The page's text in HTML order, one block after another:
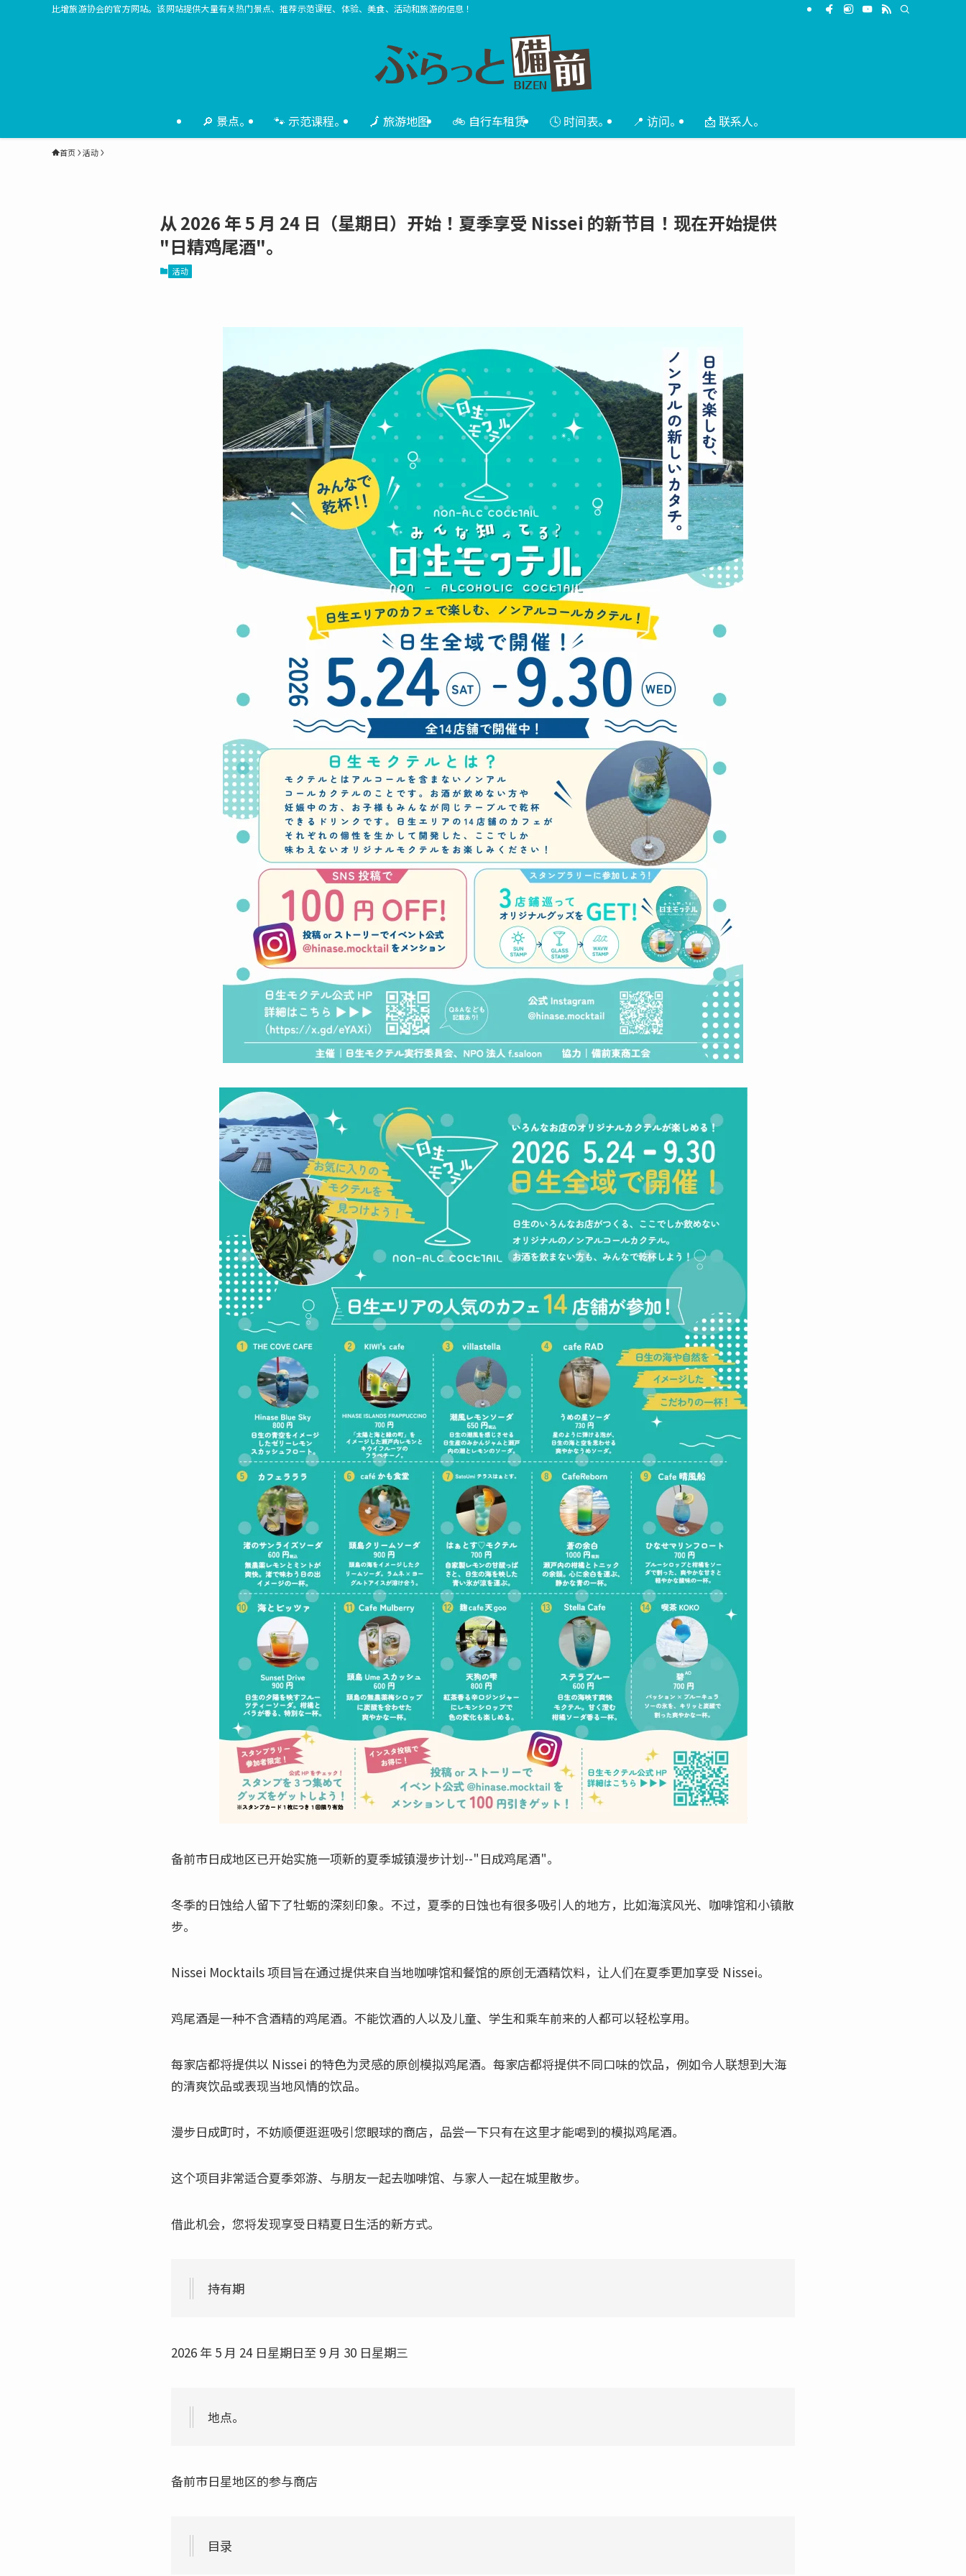
比增旅游协会的官方网站。该网站提供大量有关热门景点、推荐示范课程、体验、美食、活动和旅游的信息！
🔎 景点。 🐾 示范课程。 🗾 旅游地图 🚲 自行车租赁 🕓 时间表。 📍 访问。 📩 联系人。
首页 活动
从 2026 年 5 月 24 日（星期日）开始！夏季享受 Nissei 的新节目！现在开始提供
"日精鸡尾酒"。
活动
备前市日成地区已开始实施一项新的夏季城镇漫步计划--"日成鸡尾酒"。
冬季的日蚀给人留下了牡蛎的深刻印象。不过，夏季的日蚀也有很多吸引人的地方，比如海滨风光、咖啡馆和小镇散
步。
Nissei Mocktails 项目旨在通过提供来自当地咖啡馆和餐馆的原创无酒精饮料，让人们在夏季更加享受 Nissei。
鸡尾酒是一种不含酒精的鸡尾酒。不能饮酒的人以及儿童、学生和乘车前来的人都可以轻松享用。
每家店都将提供以 Nissei 的特色为灵感的原创模拟鸡尾酒。每家店都将提供不同口味的饮品，例如令人联想到大海
的清爽饮品或表现当地风情的饮品。
漫步日成町时，不妨顺便逛逛吸引您眼球的商店，品尝一下只有在这里才能喝到的模拟鸡尾酒。
这个项目非常适合夏季郊游、与朋友一起去咖啡馆、与家人一起在城里散步。
借此机会，您将发现享受日精夏日生活的新方式。
持有期
2026 年 5 月 24 日星期日至 9 月 30 日星期三
地点。
备前市日星地区的参与商店
目录